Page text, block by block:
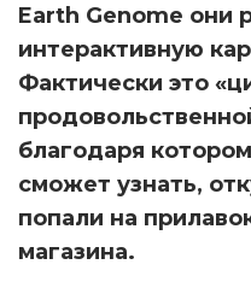
Earth Genome они
интерактивную
Фактически это
благодаря
сможет узнать,
попали на
магазина.